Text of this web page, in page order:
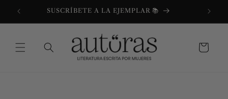
directamenteSUSCRÍBETE A LA EJEMPLAR 📚
Carrito